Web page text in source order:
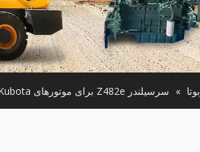
موتور استفاده شده
آلات مورد استفاده
» سرسیلندر Z482e برای موتورهای Kubota مناسب است